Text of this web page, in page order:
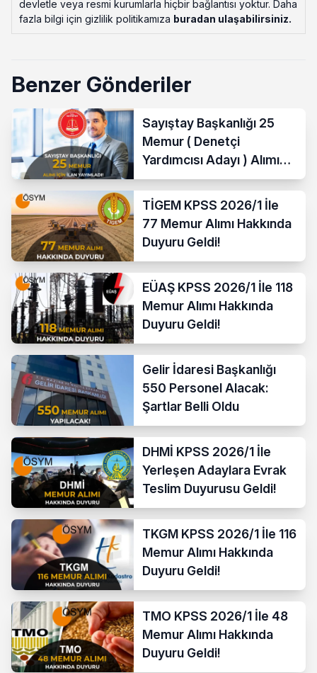
devletle veya resmi kurumlarla hiçbir bağlantısı yoktur. Daha
fazla bilgi için gizlilik politikamıza buradan ulaşabilirsiniz.
Benzer Gönderiler
Sayıştay Başkanlığı 25
Memur ( Denetçi
Yardımcısı Adayı ) Alımı
Yapacak
TİGEM KPSS 2026/1 İle
77 Memur Alımı Hakkında
Duyuru Geldi!
EÜAŞ KPSS 2026/1 İle 118
Memur Alımı Hakkında
Duyuru Geldi!
Gelir İdaresi Başkanlığı
550 Personel Alacak:
Şartlar Belli Oldu
DHMİ KPSS 2026/1 İle
Yerleşen Adaylara Evrak
Teslim Duyurusu Geldi!
TKGM KPSS 2026/1 İle 116
Memur Alımı Hakkında
Duyuru Geldi!
TMO KPSS 2026/1 İle 48
Memur Alımı Hakkında
Duyuru Geldi!